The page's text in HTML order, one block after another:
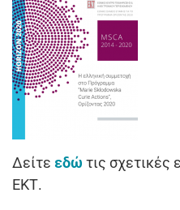
Δείτε εδώ τις σχετικές
ΕΚΤ.